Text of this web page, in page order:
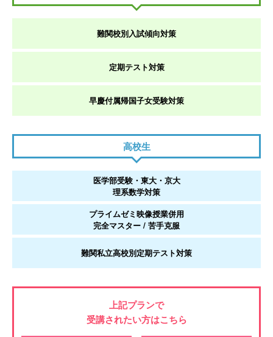
難関校別入試傾向対策
定期テスト対策
早慶付属帰国子女受験対策
高校生
医学部受験・東大・京大
理系数学対策
プライムゼミ映像授業併用
完全マスター / 苦手克服
難関私立高校別定期テスト対策
上記プランで
受講されたい方はこちら